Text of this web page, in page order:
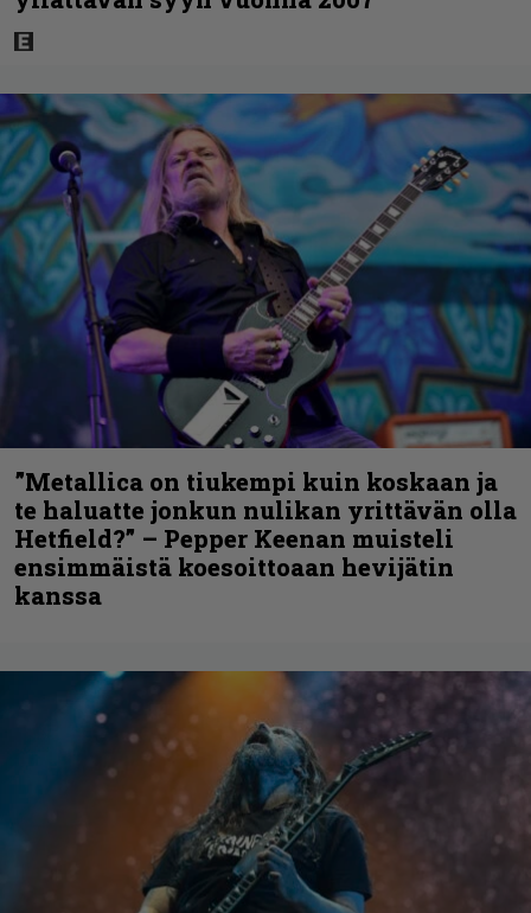
”Metallica on tiukempi kuin koskaan ja
te haluatte jonkun nulikan yrittävän olla
Hetfield?” – Pepper Keenan muisteli
ensimmäistä koesoittoaan hevijätin
kanssa